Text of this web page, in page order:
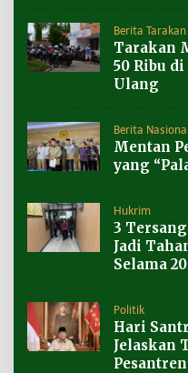
Berita Tarakan
Tarakan
50 Ribu
Ulang
Berita Nasional
Mentan
yang
Hukrim
3
Jadi
Selama
Politik
Hari
Jelaskan
Pesantren